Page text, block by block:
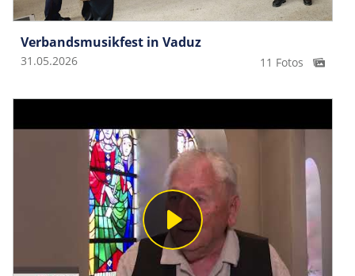
Verbandsmusikfest in Vaduz
31.05.2026 11 Fotos